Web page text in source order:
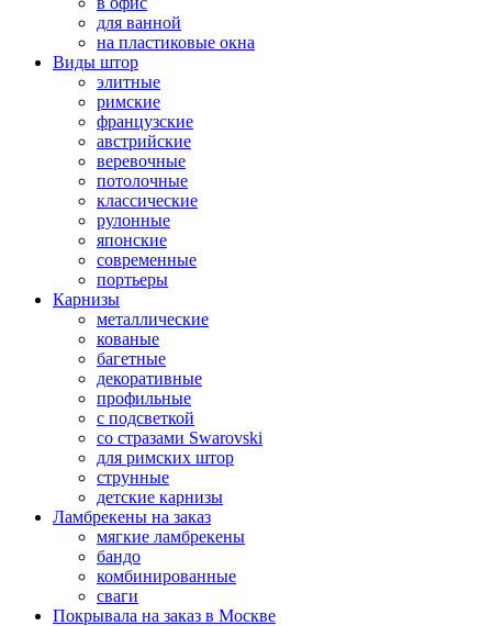
для ванной
на пластиковые окна
Виды штор
элитные
римские
французские
австрийские
веревочные
потолочные
классические
рулонные
японские
современные
портьеры
Карнизы
металлические
кованые
багетные
декоративные
профильные
с подсветкой
со стразами Swarovski
для римских штор
струнные
детские карнизы
Ламбрекены на заказ
мягкие ламбрекены
бандо
комбинированные
сваги
Покрывала на заказ в Москве